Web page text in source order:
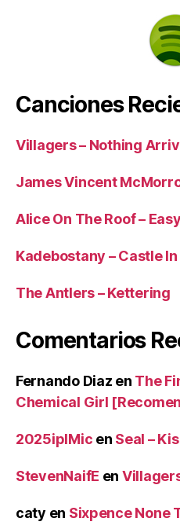
Canciones
Villagers – Nothing
James Vincent
Alice On The Roof –
Kadebostany – Castle
The Antlers – Kettering
Comentarios
Fernando Diaz en The
Chemical Girl
2025iplMic en Seal –
StevenNaifE en
caty en Sixpence None